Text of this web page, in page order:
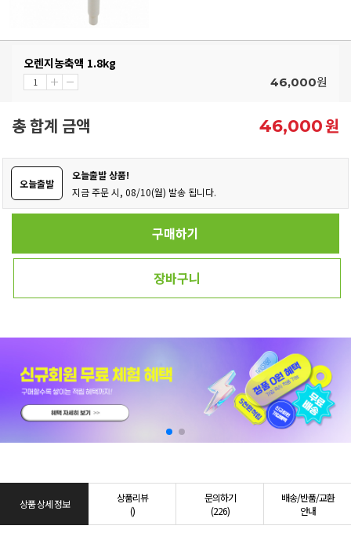
오렌지농축액 1.8kg
46,000원
총 합계 금액 46,000원
오늘출발
오늘출발 상품!
지금 주문 시, 08/10(월) 발송 됩니다.
구매하기
장바구니
상품 상세 정보
상품리뷰
()
문의하기
(226)
배송/반품/교환
안내